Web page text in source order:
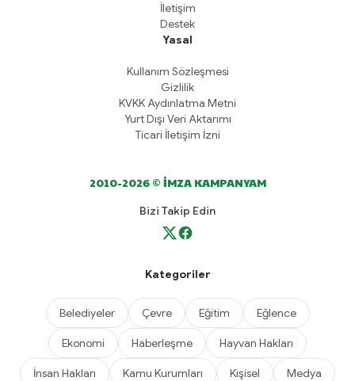
İletişim
Destek
Yasal
Kullanım Sözleşmesi
Gizlilik
KVKK Aydınlatma Metni
Yurt Dışı Veri Aktarımı
Ticari İletişim İzni
2010-2026 © İMZA KAMPANYAM
Bizi Takip Edin
Kategoriler
Belediyeler Çevre Eğitim Eğlence
Ekonomi Haberleşme Hayvan Hakları
İnsan Hakları Kamu Kurumları Kişisel Medya